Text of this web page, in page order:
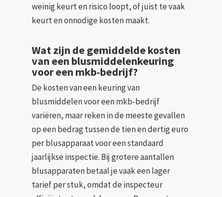
weinig keurt en risico loopt, of juist te vaak
keurt en onnodige kosten maakt.
Wat zijn de gemiddelde kosten
van een blusmiddelenkeuring
voor een mkb-bedrijf?
De kosten van een keuring van
blusmiddelen voor een mkb-bedrijf
variëren, maar reken in de meeste gevallen
op een bedrag tussen de tien en dertig euro
per blusapparaat voor een standaard
jaarlijkse inspectie. Bij grotere aantallen
blusapparaten betaal je vaak een lager
tarief per stuk, omdat de inspecteur